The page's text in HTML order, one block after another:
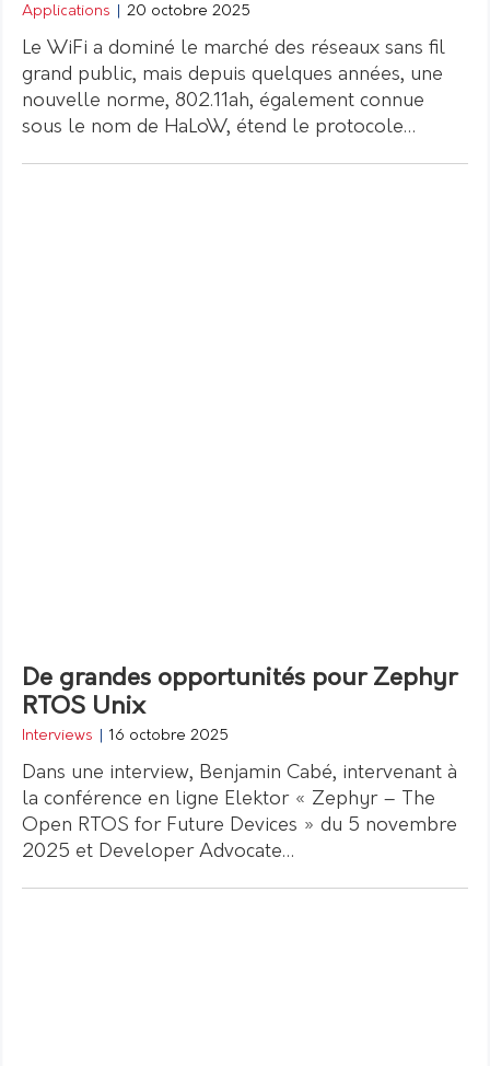
Applications 20 octobre 2025
Le WiFi a dominé le marché des réseaux sans fil
grand public, mais depuis quelques années, une
nouvelle norme, 802.11ah, également connue
sous le nom de HaLoW, étend le protocole…
De grandes opportunités pour Zephyr
RTOS Unix
Interviews 16 octobre 2025
Dans une interview, Benjamin Cabé, intervenant à
la conférence en ligne Elektor « Zephyr – The
Open RTOS for Future Devices » du 5 novembre
2025 et Developer Advocate…